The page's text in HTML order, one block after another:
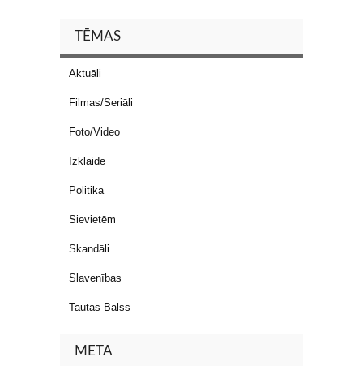
TĒMAS
Aktuāli
Filmas/Seriāli
Foto/Video
Izklaide
Politika
Sievietēm
Skandāli
Slavenības
Tautas Balss
META